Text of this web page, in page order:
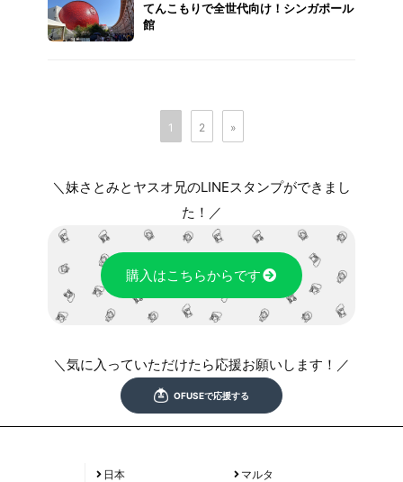
てんこもりで全世代向け！シンガポール
館
1 2 »
＼妹さとみとヤスオ兄のLINEスタンプができまし
た！／
購入はこちらからです
＼気に入っていただけたら応援お願いします！／
日本 マルタ